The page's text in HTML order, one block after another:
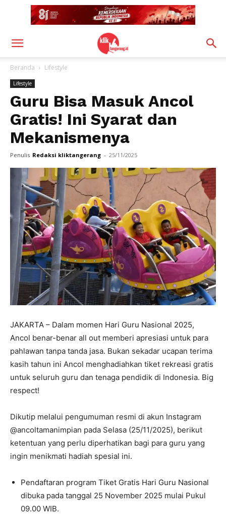
Beranda Lifestyle
Lifestyle
Guru Bisa Masuk Ancol
Gratis! Ini Syarat dan
Mekanismenya
Penulis Redaksi kliktangerang - 25/11/2025
JAKARTA – Dalam momen Hari Guru Nasional 2025,
Ancol benar-benar all out memberi apresiasi untuk para
pahlawan tanpa tanda jasa. Bukan sekadar ucapan terima
kasih tahun ini Ancol menghadiahkan tiket rekreasi gratis
untuk seluruh guru dan tenaga pendidik di Indonesia. Big
respect!
Dikutip melalui pengumuman resmi di akun Instagram
@ancoltamanimpian pada Selasa (25/11/2025), berikut
ketentuan yang perlu diperhatikan bagi para guru yang
ingin menikmati hadiah spesial ini.
Pendaftaran program Tiket Gratis Hari Guru Nasional
dibuka pada tanggal 25 November 2025 mulai Pukul
09.00 WIB.